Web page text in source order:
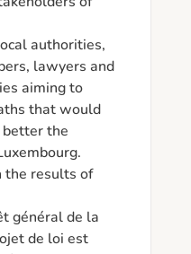
authorities,
lawyers and
aiming to
that would
the
the results of
général de la
de loi est